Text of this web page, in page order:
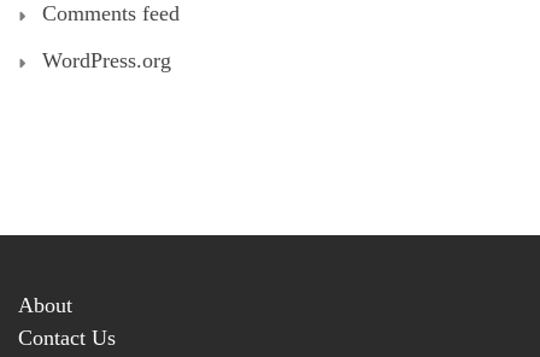
Comments feed
WordPress.org
About
Contact Us